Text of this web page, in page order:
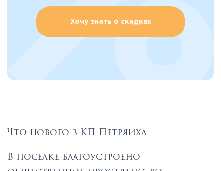
Хочу знать о скидках
Что нового в КП Петряиха
В поселке благоустроено